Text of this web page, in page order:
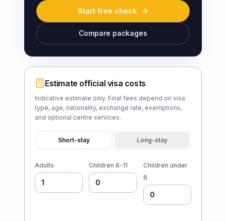
Start free check
Compare packages
Estimate official visa costs
Indicative estimate only. Final fees depend on visa
type, age, nationality, exchange rate, exemptions,
and optional centre services.
Short-stay Long-stay
Adults Children 6-11
Children under
6